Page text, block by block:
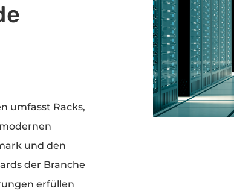
umfasst Racks,
und den
der Branche
erfüllen